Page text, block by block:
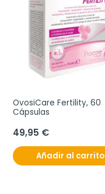
OvosiCare Fertility, 60
Cápsulas
49,95 €
Añadir al carrito